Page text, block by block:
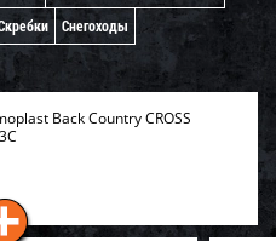
Снегоходы
Back Country CROSS